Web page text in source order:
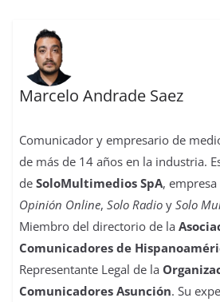
Marcelo Andrade Saez
Comunicador y empresario de
de más de 14 años en la industria.
deSoloMultimedios SpA,
Opinión Online,Solo Radio ySolo
Miembro del directorio de la
Comunicadores de
Representante Legal de la
Comunicadores Asunción. Su